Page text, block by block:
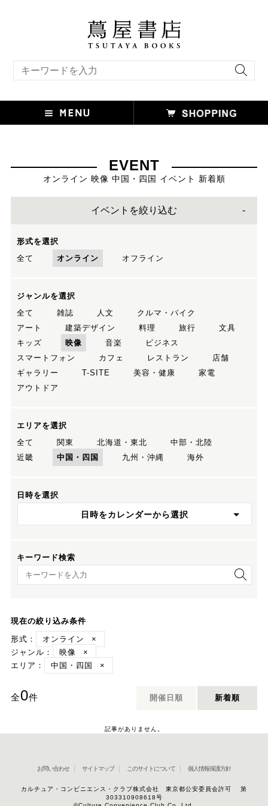
EVENT
オンライン 映像 中国・四国 イベント 新着順
イベントを絞り込む
形式を選択
全て
オンライン オフライン
ジャンルを選択
全て
雑誌 人文
クルマ・バイク
アート
建築デザイン 料理 旅行
文具
キッズ
映像 音楽
ビジネス
スマートフォン
カフェ レストラン
店舗
ギャラリー
T-SITE 美容・健康
家電
アウトドア
エリアを選択
全て
関東 北海道・東北
中部・北陸
近畿
中国・四国 九州・沖縄 海外
日時を選択
日時をカレンダーから選択
キーワード検索
キーワード検索
現在の絞り込み条件
形式：
オンライン
×
ジャンル：
映像
×
エリア：
中国・四国 ×
全0件 開催日順 新着順
記事がありません。
お問い合わせ サイトマップ このサイトについて 個人情報保護方針
カルチュア・コンビニエンス・クラブ株式会社 東京都公安委員会許可 第
303310908618号